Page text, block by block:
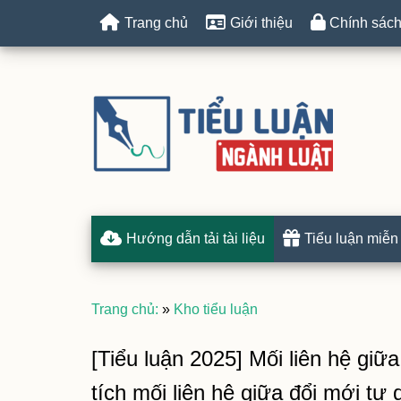
Trang chủ Giới thiệu Chính
Hướng dẫn tải tài liệu Tiểu luận miễn
Trang chủ: » Kho tiểu luận
[Tiểu luận 2025] Mối liên hệ
tích mối liên hệ giữa đổi mới tư